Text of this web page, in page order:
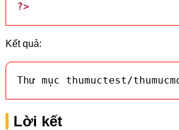
?>
Kết quả:
Thư mục thumuctest/
Lời kết